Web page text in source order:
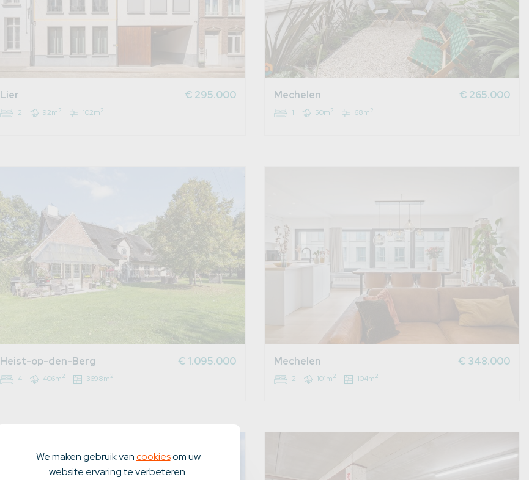
Lier € 295.000
2 92m2 102m2
Mechelen € 265.000
1 50m2 68m2
Heist-op-den-Berg € 1.095.000
4 406m2 3698m2
Mechelen € 348.000
2 101m2 104m2
We maken gebruik vancookiesom uw
website ervaring te verbeteren.